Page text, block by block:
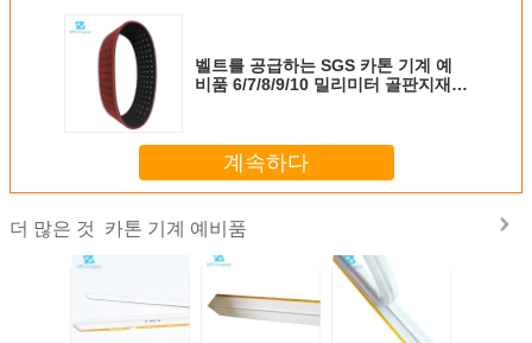
벨트를 공급하는 SGS 카톤 기계 예
비품 6/7/8/9/10 밀리미터 골판지재
계속하다
더 많은 것 카톤 기계 예비품